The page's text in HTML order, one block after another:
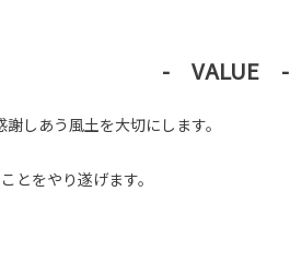
- VALUE -
しあう風土を大切にします。
とをやり遂げます。